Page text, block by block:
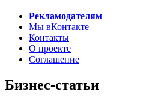
Рекламодателям
Мы вКонтакте
Контакты
О проекте
Соглашение
Бизнес-статьи